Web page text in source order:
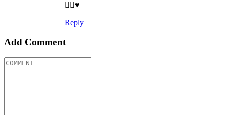
👍🏻♥️
Reply
Add Comment